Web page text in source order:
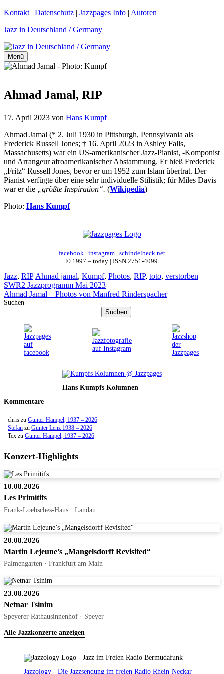
Zum
springen
Kontakt | Datenschutz | Jazzpages Info | Autoren
Jazz in Deutschland / Germany
Menü
Ahmad Jamal, RIP
17. April 2023 von Hans Kumpf
Ahmad Jamal (* 2. Juli 1930 in Pittsburgh, Pennsylvania als
Frederick Russell Jones; † 16. April 2023 in Ashley Falls,
Massachusetts) war ein US-amerikanischer Jazz-Pianist, -Komponist
und Arrangeur afroamerikanischer Abstammung. Er hieß Frederick
„Fritz“ Russell Jones, bevor er um 1952 zum Islam übertrat. Der
Pianist verfügte über eine sehr individuelle Stilistik; für Miles Davis
war er die
„größte Inspiration“. (Wikipedia)
Photo: Hans Kumpf
facebook | instagram| schindelbeck.net
© 1997 – today | ISSN 2751-4099
Kategorien
Jazz, RIP Schlagwörter
Ahmad jamal, Kumpf, Photos, RIP, toto, verstorben
SWR2 Jazzprogramm Mai 2023
Ahmad Jamal – Photos von Manfred Rinderspacher
Suchen
Suchen
Hans Kumpfs Kolumnen
Kommentare
chris zu Gunter Hampel, 1937 – 2026
Stefan zu Günter Lenz 1938 – 2026
Tex zu Gunter Hampel, 1937 – 2026
Konzert-Highlights
10.08.2026
Les Primitifs
Frank-Loebsches-Haus · Landau
20.08.2026
Martin Lejeune’s „Mangelsdorff Revisited“
Palmengarten · Frankfurt am Main
23.08.2026
Netnar Tsinim
Speyerer Rathausinnenhof · Speyer
Alle Jazzkonzerte anzeigen
Jazzology - Die Jazzsendung im freien Radio Rhein-Neckar